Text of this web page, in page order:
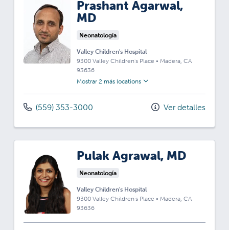
Prashant Agarwal,
MD
Neonatología
Valley Children's Hospital
9300 Valley Children's Place • Madera, CA
93636
Mostrar 2 más locations
(559) 353-3000 Ver detalles
Pulak Agrawal, MD
Neonatología
Valley Children's Hospital
9300 Valley Children's Place • Madera, CA
93636